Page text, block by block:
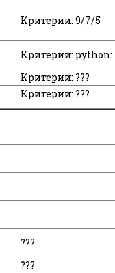
Критерии: 9/7/5
Критерии: python:
Критерии: ???
Критерии: ???
???
???